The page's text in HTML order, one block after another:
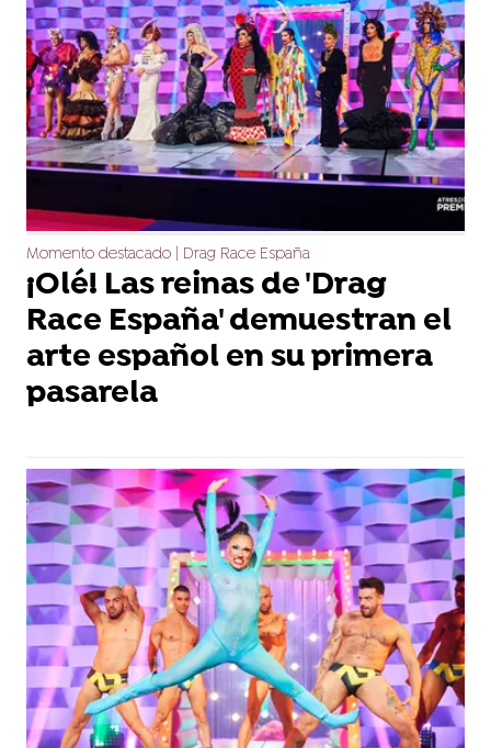
Momento destacado | Drag Race España
¡Olé! Las reinas de 'Drag
Race España' demuestran el
arte español en su primera
pasarela